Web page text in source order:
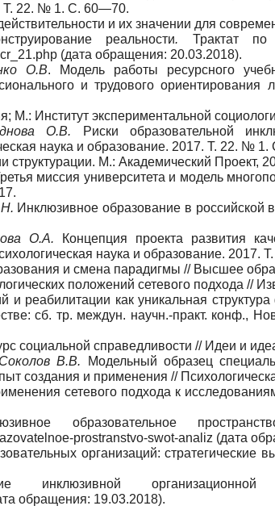
Т. 22. № 1. C. 60—70.
и их значении для
реальности. Трактат по
(дата обращения: 20.03.2018).
О.В. Модель работы ресурсного
и трудового
М.: Институт экспериментальной
О.В. Риски образовательной
наука и образование. 2017. Т. 22. №
структурации. М.: Академический Проект,
миссия университета и модель
Инклюзивное образование в
О.А. Концепция проекта развития
наука и образование. 2017.
и смена парадигмы // Высшее
положений сетевого подхода //
и реабилитации как уникальная
сб. тр. междун. научн.-практ. конф.,
социальной справедливости // Идеи и
В.В. Модельный образец
создания и применения //
сетевого подхода к
образовательное
prostranstvo-swot-analiz (дата
организаций:
инклюзивной
обращения: 19.03.2018).